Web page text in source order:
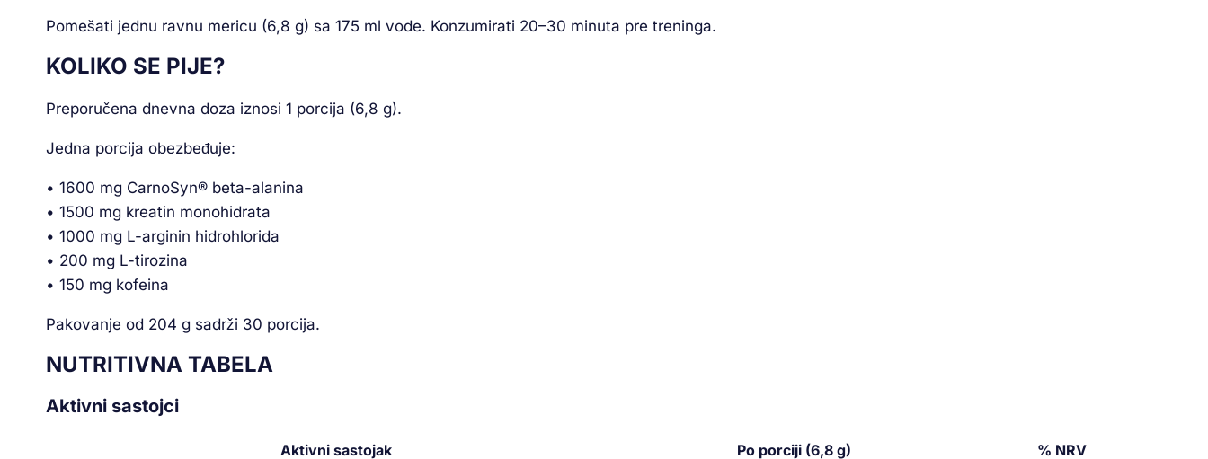
Pomešati jednu ravnu mericu (6,8 g) sa 175 ml vode. Konzumirati 20–30 minuta pre treninga.
KOLIKO SE PIJE?
Preporučena dnevna doza iznosi 1 porcija (6,8 g).
Jedna porcija obezbeđuje:
• 1600 mg CarnoSyn® beta-alanina
• 1500 mg kreatin monohidrata
• 1000 mg L-arginin hidrohlorida
• 200 mg L-tirozina
• 150 mg kofeina
Pakovanje od 204 g sadrži 30 porcija.
NUTRITIVNA TABELA
Aktivni sastojci
Aktivni sastojak Po porciji (6,8 g) % NRV